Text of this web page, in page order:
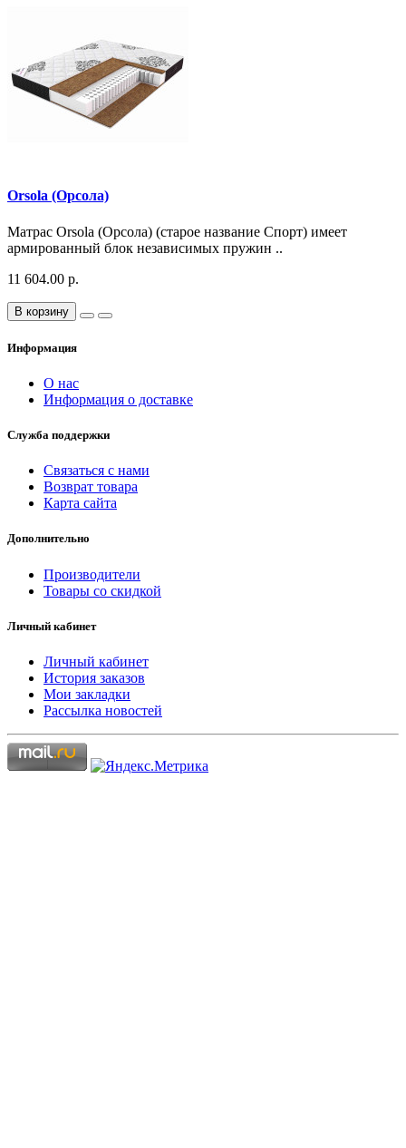
Orsola (Орсола)
Матрас Orsola (Орсола) (старое название Спорт) имеет
армированный блок независимых пружин ..
11 604.00 р.
В корзину
Информация
О нас
Информация о доставке
Служба поддержки
Связаться с нами
Возврат товара
Карта сайта
Дополнительно
Производители
Товары со скидкой
Личный кабинет
Личный кабинет
История заказов
Мои закладки
Рассылка новостей